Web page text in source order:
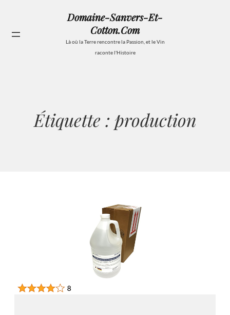
contenu
Domaine-Sanvers-Et-
Cotton.com
Là où la Terre rencontre la Passion, et le Vin
raconte l'Histoire
Étiquette : production